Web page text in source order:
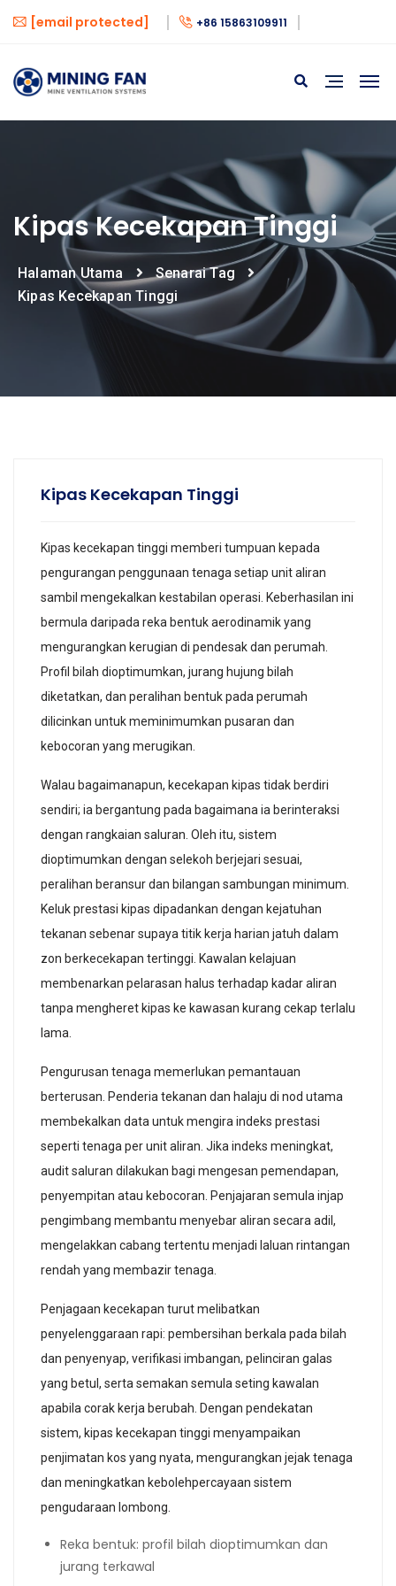
[email protected] +86 15863109911
Kipas Kecekapan Tinggi
Halaman Utama
Senarai Tag
Kipas Kecekapan Tinggi
Kipas Kecekapan Tinggi
Kipas kecekapan tinggi memberi tumpuan kepada
pengurangan penggunaan tenaga setiap unit aliran
sambil mengekalkan kestabilan operasi. Keberhasilan ini
bermula daripada reka bentuk aerodinamik yang
mengurangkan kerugian di pendesak dan perumah.
Profil bilah dioptimumkan, jurang hujung bilah
diketatkan, dan peralihan bentuk pada perumah
dilicinkan untuk meminimumkan pusaran dan
kebocoran yang merugikan.
Walau bagaimanapun, kecekapan kipas tidak berdiri
sendiri; ia bergantung pada bagaimana ia berinteraksi
dengan rangkaian saluran. Oleh itu, sistem
dioptimumkan dengan selekoh berjejari sesuai,
peralihan beransur dan bilangan sambungan minimum.
Keluk prestasi kipas dipadankan dengan kejatuhan
tekanan sebenar supaya titik kerja harian jatuh dalam
zon berkecekapan tertinggi. Kawalan kelajuan
membenarkan pelarasan halus terhadap kadar aliran
tanpa mengheret kipas ke kawasan kurang cekap terlalu
lama.
Pengurusan tenaga memerlukan pemantauan
berterusan. Penderia tekanan dan halaju di nod utama
membekalkan data untuk mengira indeks prestasi
seperti tenaga per unit aliran. Jika indeks meningkat,
audit saluran dilakukan bagi mengesan pemendapan,
penyempitan atau kebocoran. Penjajaran semula injap
pengimbang membantu menyebar aliran secara adil,
mengelakkan cabang tertentu menjadi laluan rintangan
rendah yang membazir tenaga.
Penjagaan kecekapan turut melibatkan
penyelenggaraan rapi: pembersihan berkala pada bilah
dan penyenyap, verifikasi imbangan, pelinciran galas
yang betul, serta semakan semula seting kawalan
apabila corak kerja berubah. Dengan pendekatan
sistem, kipas kecekapan tinggi menyampaikan
penjimatan kos yang nyata, mengurangkan jejak tenaga
dan meningkatkan kebolehpercayaan sistem
pengudaraan lombong.
Reka bentuk: profil bilah dioptimumkan dan
jurang terkawal